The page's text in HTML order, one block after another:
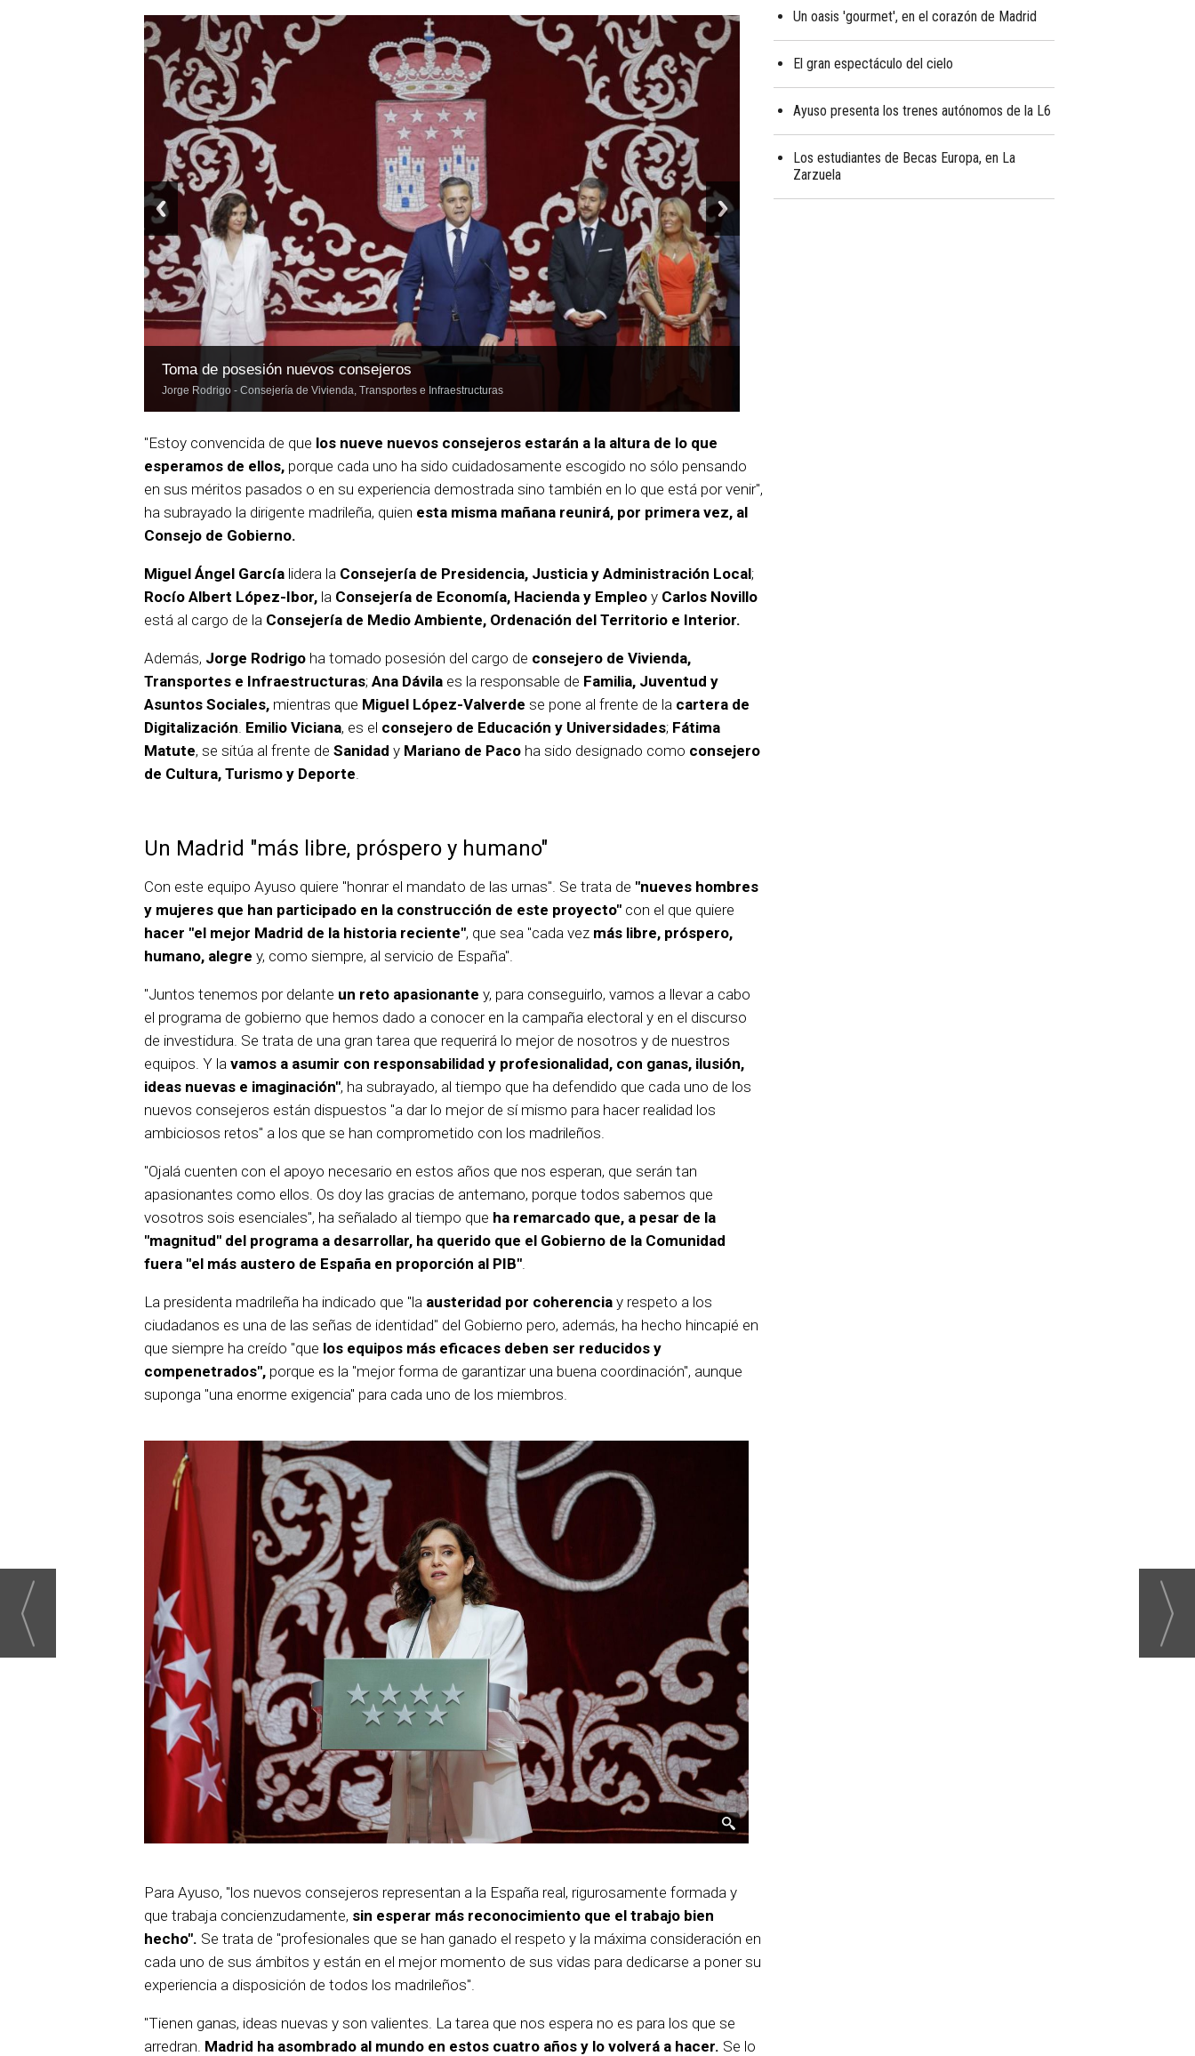
Toma de posesión nuevos consejeros
Jorge Rodrigo - Consejería de Vivienda, Transportes e Infraestructuras
"Estoy convencida de que los nueve nuevos consejeros estarán a la altura de lo que
esperamos de ellos, porque cada uno ha sido cuidadosamente escogido no sólo pensando
en sus méritos pasados o en su experiencia demostrada sino también en lo que está por venir",
ha subrayado la dirigente madrileña, quien esta misma mañana reunirá, por primera vez, al
Consejo de Gobierno.
Miguel Ángel García lidera la Consejería de Presidencia, Justicia y Administración Local;
Rocío Albert López-Ibor, la Consejería de Economía, Hacienda y Empleo y Carlos Novillo
está al cargo de la Consejería de Medio Ambiente, Ordenación del Territorio e Interior.
Además, Jorge Rodrigo ha tomado posesión del cargo de consejero de Vivienda,
Transportes e Infraestructuras; Ana Dávila es la responsable de Familia, Juventud y
Asuntos Sociales, mientras que Miguel López-Valverde se pone al frente de la cartera de
Digitalización. Emilio Viciana, es el consejero de Educación y Universidades; Fátima
Matute, se sitúa al frente de Sanidad y Mariano de Paco ha sido designado como consejero
de Cultura, Turismo y Deporte.
Un Madrid "más libre, próspero y humano"
Con este equipo Ayuso quiere "honrar el mandato de las urnas". Se trata de "nueves hombres
y mujeres que han participado en la construcción de este proyecto" con el que quiere
hacer "el mejor Madrid de la historia reciente", que sea "cada vez más libre, próspero,
humano, alegre y, como siempre, al servicio de España".
"Juntos tenemos por delante un reto apasionante y, para conseguirlo, vamos a llevar a cabo
el programa de gobierno que hemos dado a conocer en la campaña electoral y en el discurso
de investidura. Se trata de una gran tarea que requerirá lo mejor de nosotros y de nuestros
equipos. Y la vamos a asumir con responsabilidad y profesionalidad, con ganas, ilusión,
ideas nuevas e imaginación", ha subrayado, al tiempo que ha defendido que cada uno de los
nuevos consejeros están dispuestos "a dar lo mejor de sí mismo para hacer realidad los
ambiciosos retos" a los que se han comprometido con los madrileños.
"Ojalá cuenten con el apoyo necesario en estos años que nos esperan, que serán tan
apasionantes como ellos. Os doy las gracias de antemano, porque todos sabemos que
vosotros sois esenciales", ha señalado al tiempo que ha remarcado que, a pesar de la
"magnitud" del programa a desarrollar, ha querido que el Gobierno de la Comunidad
fuera "el más austero de España en proporción al PIB".
La presidenta madrileña ha indicado que "la austeridad por coherencia y respeto a los
ciudadanos es una de las señas de identidad" del Gobierno pero, además, ha hecho hincapié en
que siempre ha creído "que los equipos más eficaces deben ser reducidos y
compenetrados", porque es la "mejor forma de garantizar una buena coordinación", aunque
suponga "una enorme exigencia" para cada uno de los miembros.
Para Ayuso, "los nuevos consejeros representan a la España real, rigurosamente formada y
que trabaja concienzudamente, sin esperar más reconocimiento que el trabajo bien
hecho". Se trata de "profesionales que se han ganado el respeto y la máxima consideración en
cada uno de sus ámbitos y están en el mejor momento de sus vidas para dedicarse a poner su
experiencia a disposición de todos los madrileños".
"Tienen ganas, ideas nuevas y son valientes. La tarea que nos espera no es para los que se
arredran. Madrid ha asombrado al mundo en estos cuatro años y lo volverá a hacer. Se lo
Un oasis 'gourmet', en el corazón de Madrid
El gran espectáculo del cielo
Ayuso presenta los trenes autónomos de la L6
Los estudiantes de Becas Europa, en La
Zarzuela